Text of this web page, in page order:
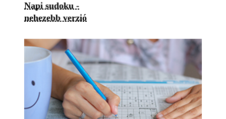
Napi sudoku -
nehezebb verzió